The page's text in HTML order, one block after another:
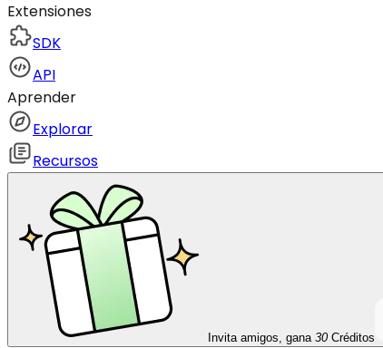
Extensiones
SDK
API
Aprender
Explorar
Recursos
Invita amigos, gana 30 Créditos